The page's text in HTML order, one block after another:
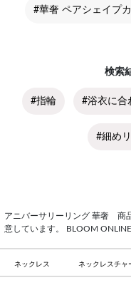
#華奢 ペアシェイプ
検索
#指輪 #浴衣に合
#細め
アニバーサリーリング 華奢 商
意しています。 BLOOM
ネックレス ネックレスチャ